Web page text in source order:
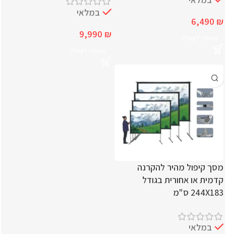
6,490 ₪
במלאי
9,990 ₪
מסך קיפול מהיר להקרנה
קדמית או אחורית בגודל
244X183 ס"מ
במלאי